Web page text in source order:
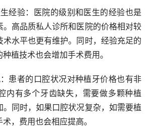
。高品质私人诊所和医院的价格相对较
术水平也更有维护。同时，经验充足的
植技术也会增加手术费用。
内有多个牙齿缺失，需要做多颗种植
。同时，如果口腔状况复杂，如需要植
，费用也会相应提高。